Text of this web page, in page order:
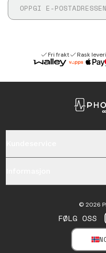
Fri frakt Rask
FØLG OSS
© 2026